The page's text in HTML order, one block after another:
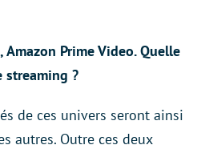
Prime Video. Quelle
streaming ?
de ces univers seront ainsi
autres. Outre ces deux